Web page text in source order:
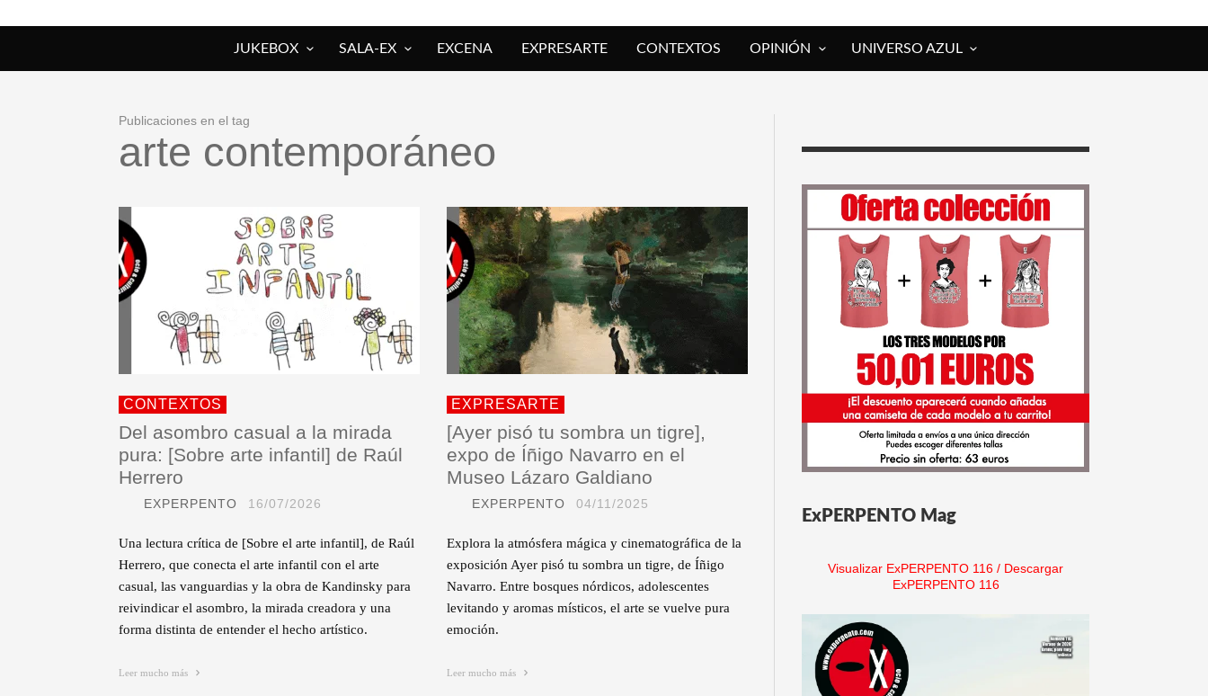
JUKEBOX SALA-EX EXCENA EXPRESARTE CONTEXTOS OPINIÓN UNIVERSO AZUL
Publicaciones en el tag
arte contemporáneo
CONTEXTOS
Del asombro casual a la mirada
pura: [Sobre arte infantil] de Raúl
Herrero
EXPERPENTO 16/07/2026
Una lectura crítica de [Sobre el arte infantil], de Raúl
Herrero, que conecta el arte infantil con el arte
casual, las vanguardias y la obra de Kandinsky para
reivindicar el asombro, la mirada creadora y una
forma distinta de entender el hecho artístico.
Leer mucho más
EXPRESARTE
[Ayer pisó tu sombra un tigre],
expo de Íñigo Navarro en el
Museo Lázaro Galdiano
EXPERPENTO 04/11/2025
Explora la atmósfera mágica y cinematográfica de la
exposición Ayer pisó tu sombra un tigre, de Íñigo
Navarro. Entre bosques nórdicos, adolescentes
levitando y aromas místicos, el arte se vuelve pura
emoción.
Leer mucho más
ExPERPENTO Mag
Visualizar ExPERPENTO 116 / Descargar
ExPERPENTO 116